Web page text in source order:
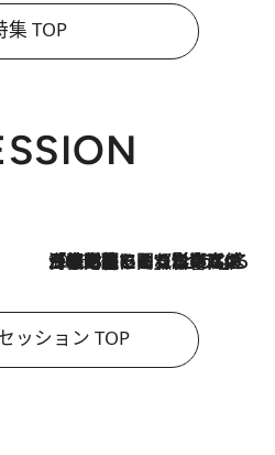
集 TOP
2026.8.3
「住宅建てられない…」「サーチャージ料の高値が続いている」ホルムズ海峡封鎖による影響はいつまで続く？《エネルギー専門家に聞く“どうなる日本の暮らし”》
ッション TOP